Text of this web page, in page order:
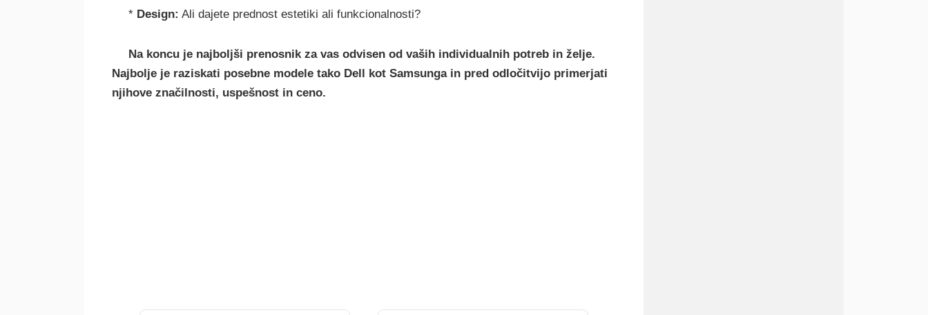
* Design: Ali dajete prednost estetiki ali funkcionalnosti?
Na koncu je najboljši prenosnik za vas odvisen od vaših individualnih potreb in želje.
Najbolje je raziskati posebne modele tako Dell kot Samsunga in pred odločitvijo primerjati
njihove značilnosti, uspešnost in ceno.